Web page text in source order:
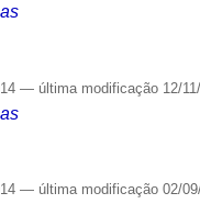
— última modificação 12/
— última modificação 02/